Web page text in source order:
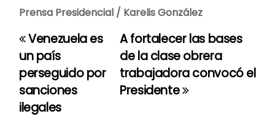
Prensa Presidencial / Karelis González
N
a
v
A fortalecer las bases
de la clase obrera
trabajadora convocó el
Presidente
Venezuela es
un país
perseguido por
sanciones
ilegales